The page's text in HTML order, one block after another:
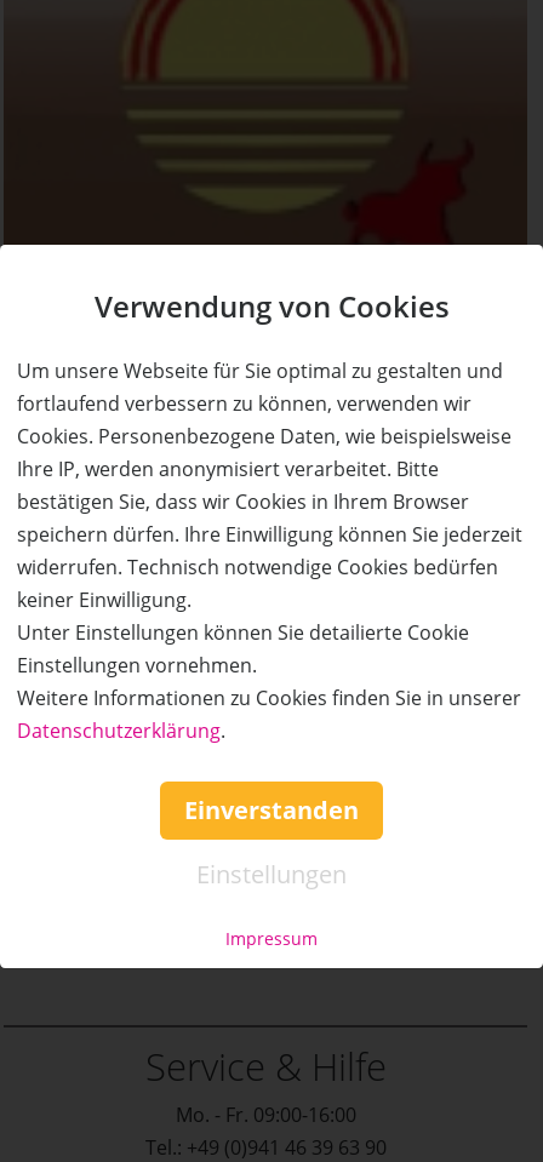
Verwendung von Cookies
Um unsere Webseite für Sie optimal zu gestalten und
fortlaufend verbessern zu können, verwenden wir
Cookies. Personenbezogene Daten, wie beispielsweise
Ihre IP, werden anonymisiert verarbeitet. Bitte
bestätigen Sie, dass wir Cookies in Ihrem Browser
speichern dürfen. Ihre Einwilligung können Sie jederzeit
widerrufen. Technisch notwendige Cookies bedürfen
keiner Einwilligung.
Unter Einstellungen können Sie detailierte Cookie
Einstellungen vornehmen.
Weitere Informationen zu Cookies finden Sie in unserer
Datenschutzerklärung.
Einverstanden
Einstellungen
Impressum
Service & Hilfe
Mo. - Fr. 09:00-16:00
Tel.: +49 (0)941 46 39 63 90